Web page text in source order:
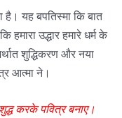
यह बपतिस्मा कि बात
हमारा उद्धार हमारे धर्म के
शुद्धिकरण और नया
आत्मा ने।
करके पवित्र बनाए।